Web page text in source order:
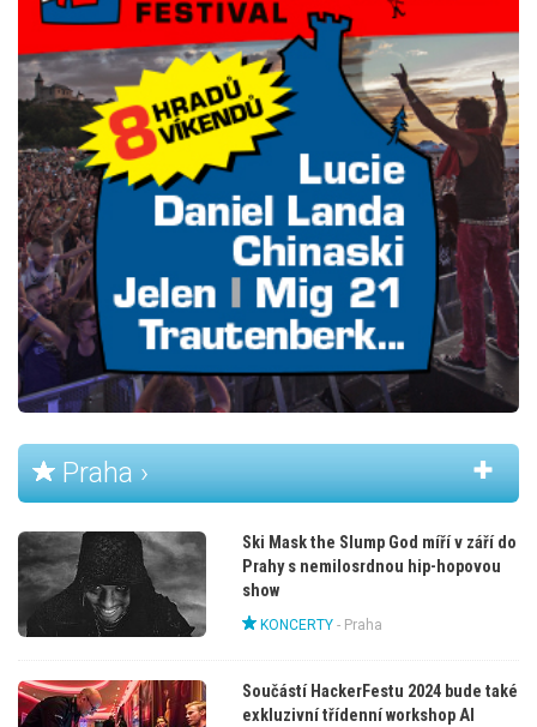
Praha ›
Ski Mask the Slump God míří v září do
Prahy s nemilosrdnou hip-hopovou
show
KONCERTY- Praha
Součástí HackerFestu 2024 bude také
exkluzivní třídenní workshop AI